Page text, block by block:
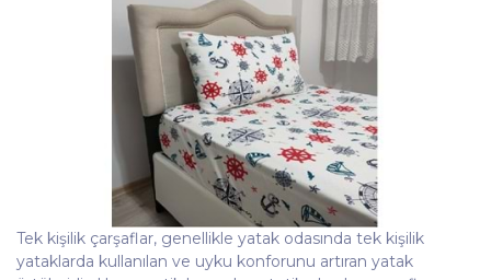
Tek kişilik çarşaflar, genellikle yatak odasında tek kişilik
yataklarda kullanılan ve uyku konforunu artıran yatak